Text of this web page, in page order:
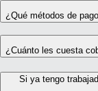
¿Qué métodos de
¿Cuánto les cuesta
Si ya tengo